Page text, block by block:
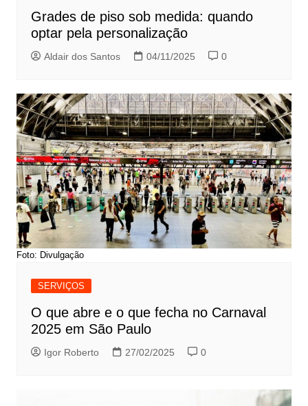
Grades de piso sob medida: quando
optar pela personalização
Aldair dos Santos 04/11/2025 0
Foto: Divulgação
SERVIÇOS
O que abre e o que fecha no Carnaval
2025 em São Paulo
Igor Roberto 27/02/2025 0